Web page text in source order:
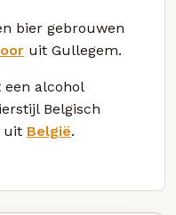
bier gebrouwen
uit Gullegem.
een alcohol
Belgisch
uit België.